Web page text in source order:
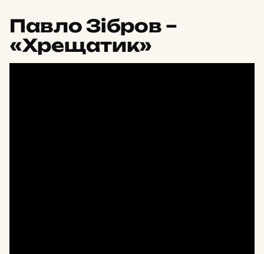
Павло Зібров –
«Хрещатик»